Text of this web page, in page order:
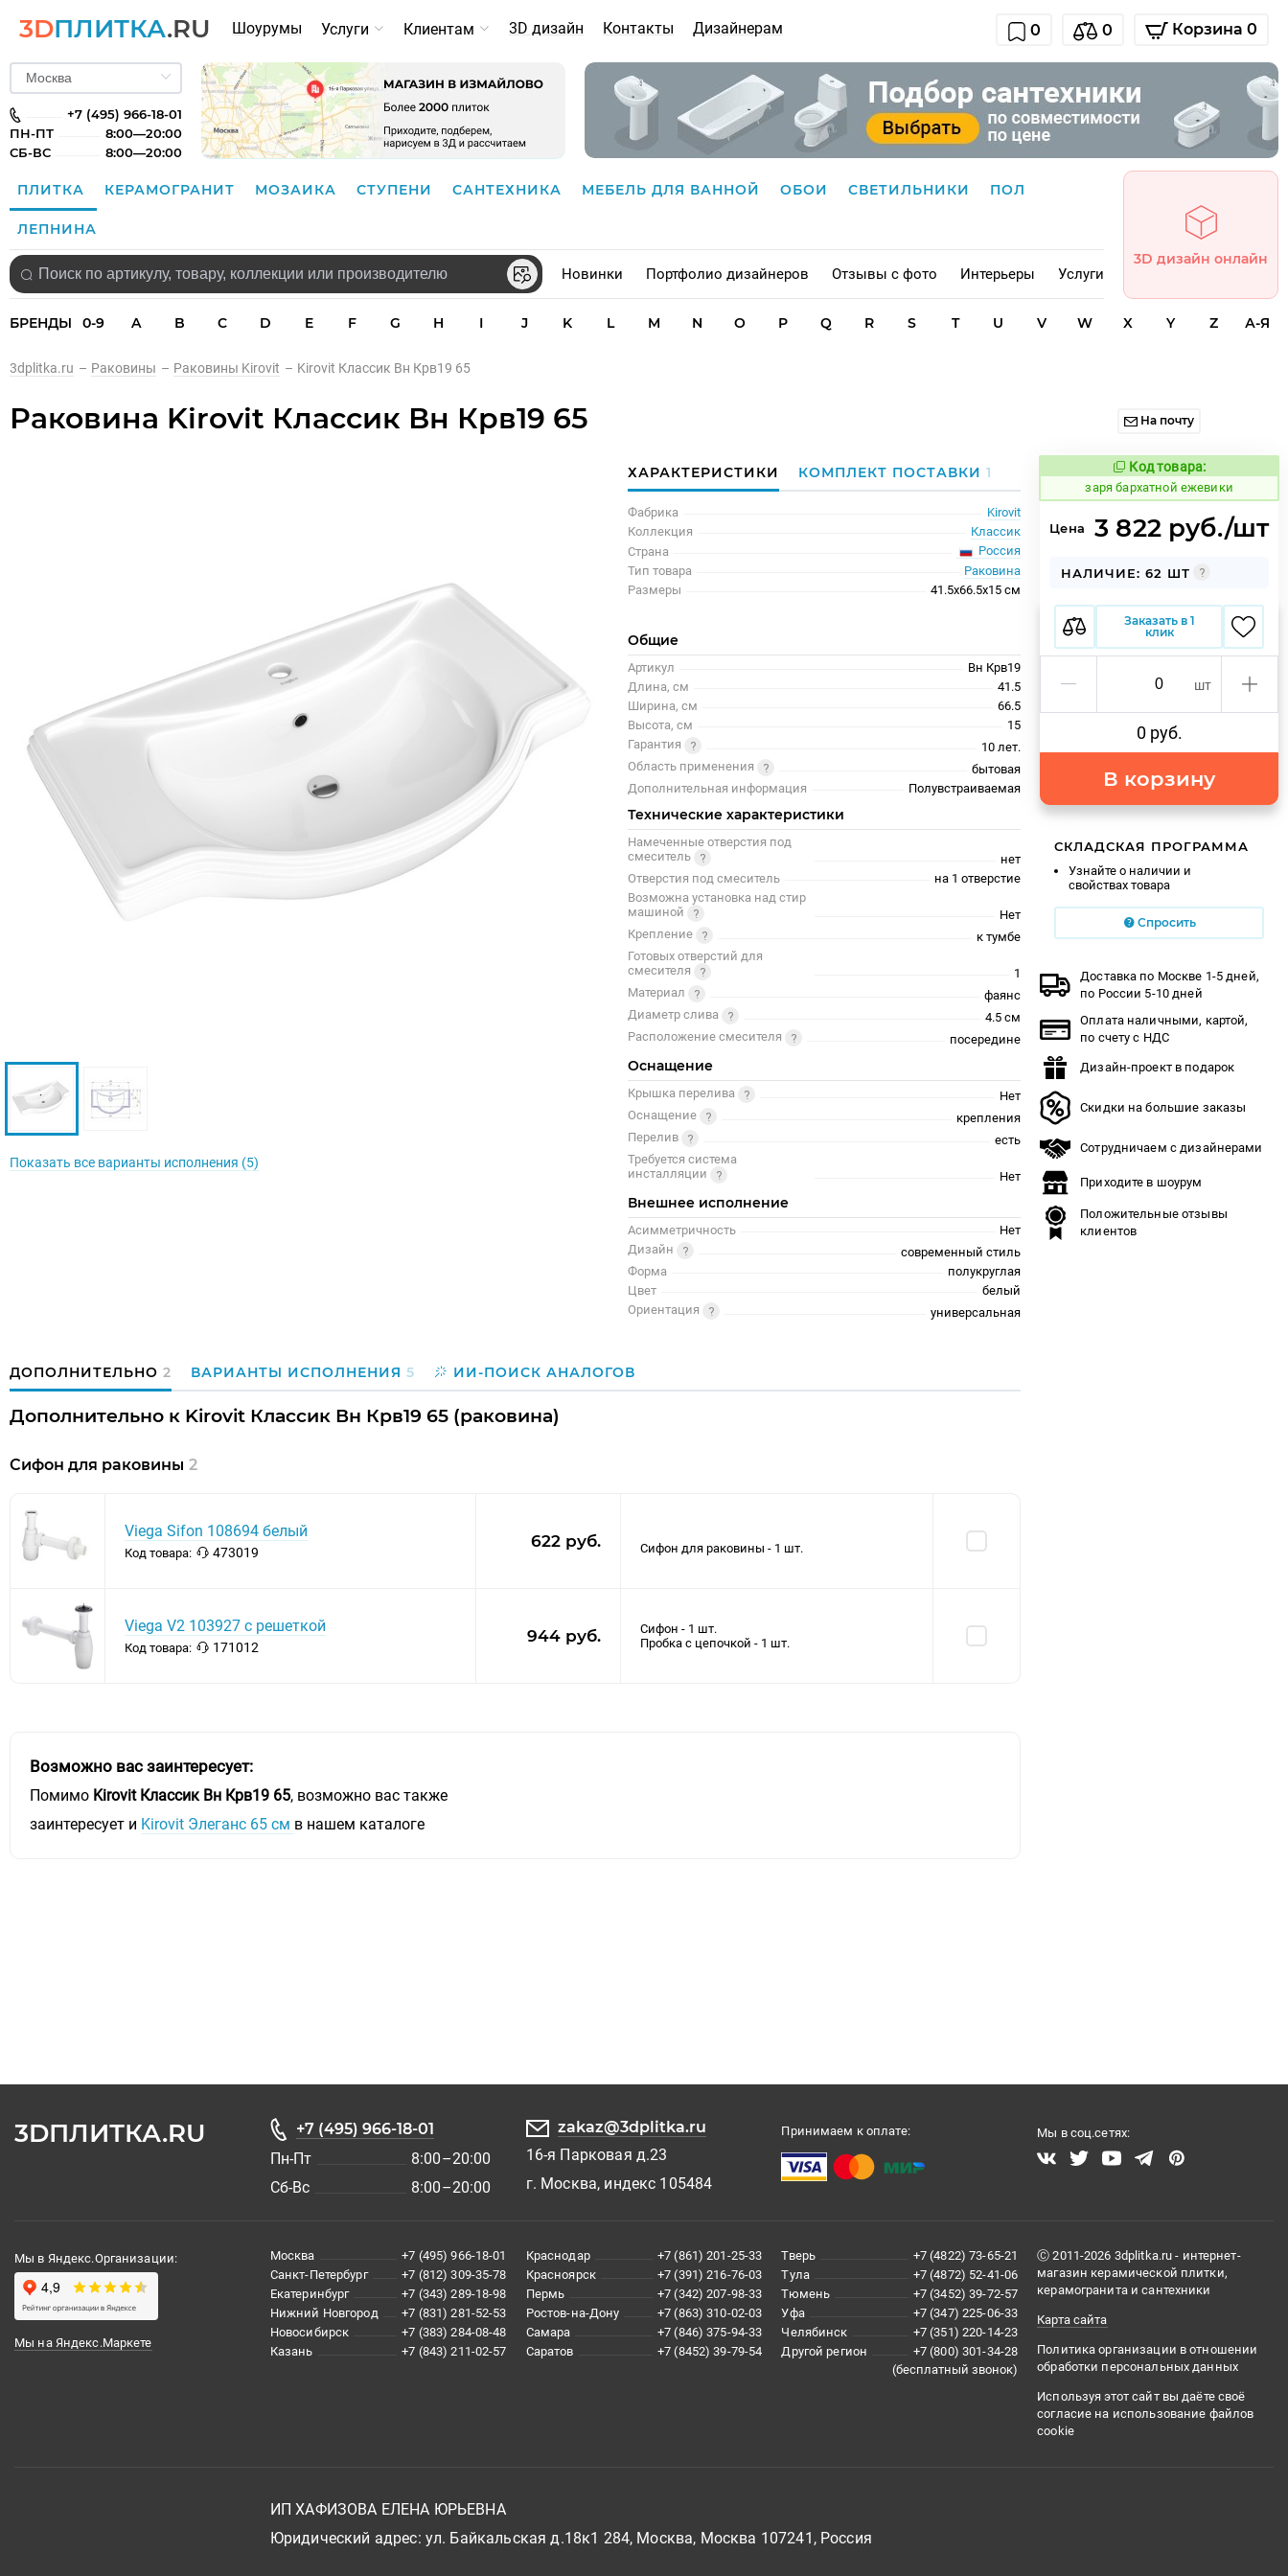
3DПЛИТКА.RU Шоурумы Услуги Клиентам 3D дизайн Контакты Дизайнерам 0 0 Корзина 0
+7 (495) 966-18-01
ПН-ПТ
8:00—20:00
СБ-ВС
8:00—20:00
ПЛИТКА КЕРАМОГРАНИТ МОЗАИКА СТУПЕНИ САНТЕХНИКА МЕБЕЛЬ ДЛЯ ВАННОЙ ОБОИ СВЕТИЛЬНИКИ ПОЛ
ЛЕПНИНА
Новинки Портфолио дизайнеров Отзывы с фото Интерьеры Услуги
3D дизайн онлайн
БРЕНДЫ 0-9 A B C D E F G H I J K L M N O P Q R S T U V W X Y Z А-Я
3dplitka.ru – Раковины – Раковины Kirovit – Kirovit Классик Вн Крв19 65
Раковина Kirovit Классик Вн Крв19 65 На почту
Показать все варианты исполнения (5)
ХАРАКТЕРИСТИКИ КОМПЛЕКТ ПОСТАВКИ1
Фабрика
Kirovit
Коллекция
Классик
Страна
Россия
Тип товара
Раковина
Размеры
41.5x66.5x15 см
Общие
Артикул
Вн Крв19
Длина, см
41.5
Ширина, см
66.5
Высота, см
15
Гарантия
10 лет.
Область применения
бытовая
Дополнительная информация
Полувстраиваемая
Технические характеристики
Намеченные отверстия под
смеситель
нет
Отверстия под смеситель
на 1 отверстие
Возможна установка над стир
машиной
Нет
Крепление
к тумбе
Готовых отверстий для
смесителя
1
Материал
фаянс
Диаметр слива
4.5 см
Расположение смесителя
посередине
Оснащение
Крышка перелива
Нет
Оснащение
крепления
Перелив
есть
Требуется система
инсталляции
Нет
Внешнее исполнение
Асимметричность
Нет
Дизайн
современный стиль
Форма
полукруглая
Цвет
белый
Ориентация
универсальная
ДОПОЛНИТЕЛЬНО 2 ВАРИАНТЫ ИСПОЛНЕНИЯ 5 ИИ-ПОИСК АНАЛОГОВ
Дополнительно к Kirovit Классик Вн Крв19 65 (раковина)
Сифон для раковины 2
Viega Sifon 108694 белый
Код товара: 473019
622 руб.
Viega V2 103927 с решеткой
Код товара: 171012
944 руб.
Сифон - 1 шт.
Пробка с цепочкой - 1 шт.
Возможно вас заинтересует:
Помимо Kirovit Классик Вн Крв19 65, возможно вас также
заинтересует и Kirovit Элеганс 65 см в нашем каталоге
Код товара:
422274 Код товара:
заря бархатной ежевики
Цена 3 822 руб./шт
НАЛИЧИЕ: 62 ШТ
Заказать в 1
клик
шт
0 руб.
В корзину
СКЛАДСКАЯ ПРОГРАММА
Узнайте о наличии и
свойствах товара
Спросить
Доставка по Москве 1-5 дней,
по России 5-10 дней
Оплата наличными, картой,
по счету с НДС
Дизайн-проект в подарок
Скидки на большие заказы
Сотрудничаем с дизайнерами
Приходите в шоурум
Положительные отзывы
клиентов
3DПЛИТКА.RU
+7 (495) 966-18-01
Пн-Пт
8:00–20:00
Сб-Вс
8:00–20:00
zakaz@3dplitka.ru
16-я Парковая д.23
г. Москва, индекс 105484
Принимаем к оплате: Мы в соц.сетях:
Мы в Яндекс.Организации:
Мы на Яндекс.Маркете
Москва
+7 (495) 966-18-01
Санкт-Петербург
+7 (812) 309-35-78
Екатеринбург
+7 (343) 289-18-98
Нижний Новгород
+7 (831) 281-52-53
Новосибирск
+7 (383) 284-08-48
Казань
+7 (843) 211-02-57
Краснодар
+7 (861) 201-25-33
Красноярск
+7 (391) 216-76-03
Пермь
+7 (342) 207-98-33
Ростов-на-Дону
+7 (863) 310-02-03
Самара
+7 (846) 375-94-33
Саратов
+7 (8452) 39-79-54
Тверь
+7 (4822) 73-65-21
Тула
+7 (4872) 52-41-06
Тюмень
+7 (3452) 39-72-57
Уфа
+7 (347) 225-06-33
Челябинск
+7 (351) 220-14-23
Другой регион
+7 (800) 301-34-28
(бесплатный звонок)
Ⓒ 2011-2026 3dplitka.ru - интернет-
магазин керамической плитки,
керамогранита и сантехники
Карта сайта
Политика организации в отношении
обработки персональных данных
Используя этот сайт вы даёте своё
согласие на использование файлов
cookie
ИП ХАФИЗОВА ЕЛЕНА ЮРЬЕВНА
Юридический адрес: ул. Байкальская д.18к1 284, Москва, Москва 107241, Россия